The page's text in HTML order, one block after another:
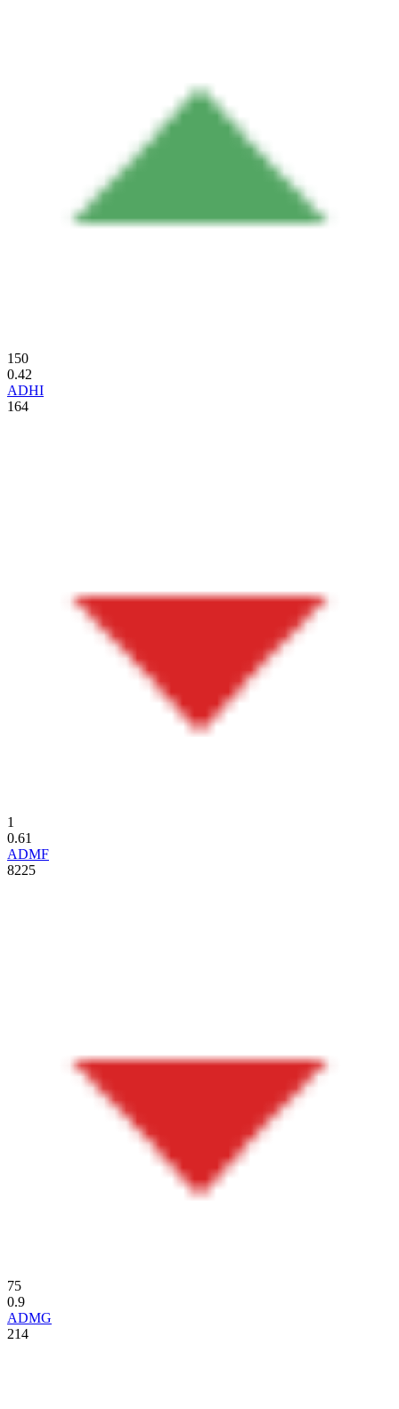
150
0.42
ADHI
164
1
0.61
ADMF
8225
75
0.9
ADMG
214